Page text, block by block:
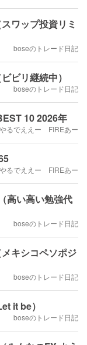
ワップ投資リミ
boseのトレード日記
ビリ継続中）
boseのトレード日記
10 2026年
るでええー FIREあー
るでええー FIREあー
高い高い勉強代
boseのトレード日記
キシコペソポジ
boseのトレード日記
it be）
boseのトレード日記